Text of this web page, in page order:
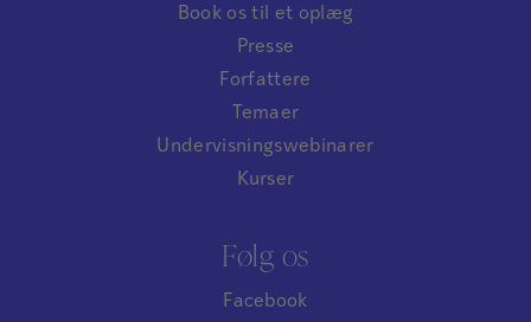
Book os til et oplæg
Presse
Forfattere
Temaer
Undervisningswebinarer
Kurser
Følg os
Facebook